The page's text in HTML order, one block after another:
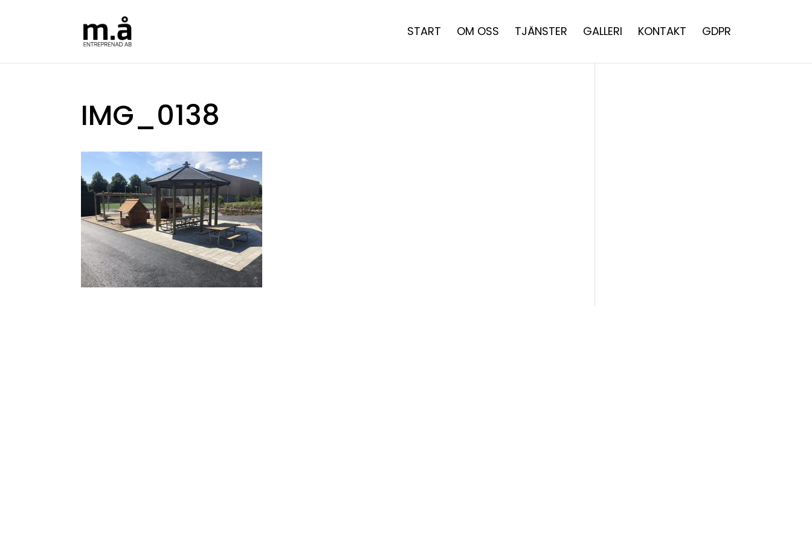
START OM OSS TJÄNSTER GALLERI KONTAKT GDPR
IMG_0138